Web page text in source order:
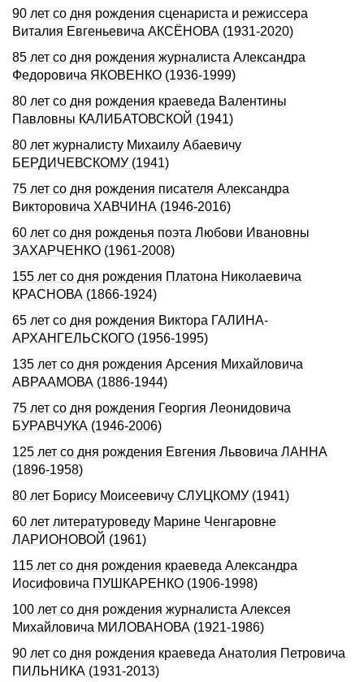
90 лет со дня рождения сценариста и режиссера
Виталия Евгеньевича АКСЁНОВА (1931-2020)
85 лет со дня рождения журналиста Александра
Федоровича ЯКОВЕНКО (1936-1999)
80 лет со дня рождения краеведа Валентины
Павловны КАЛИБАТОВСКОЙ (1941)
80 лет журналисту Михаилу Абаевичу
БЕРДИЧЕВСКОМУ (1941)
75 лет со дня рождения писателя Александра
Викторовича ХАВЧИНА (1946-2016)
60 лет со дня рожденья поэта Любови Ивановны
ЗАХАРЧЕНКО (1961-2008)
155 лет со дня рождения Платона Николаевича
КРАСНОВА (1866-1924)
65 лет со дня рождения Виктора ГАЛИНА-
АРХАНГЕЛЬСКОГО (1956-1995)
135 лет со дня рождения Арсения Михайловича
АВРААМОВА (1886-1944)
75 лет со дня рождения Георгия Леонидовича
БУРАВЧУКА (1946-2006)
125 лет со дня рождения Евгения Львовича ЛАННА
(1896-1958)
80 лет Борису Моисеевичу СЛУЦКОМУ (1941)
60 лет литературоведу Марине Ченгаровне
ЛАРИОНОВОЙ (1961)
115 лет со дня pождения краеведа Александpа
Иосифовича ПУШКАРЕHКО (1906-1998)
100 лет со дня рождения журналиста Алексея
Михайловича МИЛОВАНОВА (1921-1986)
90 лет со дня рождения краеведа Анатолия Петровича
ПИЛЬНИКА (1931-2013)